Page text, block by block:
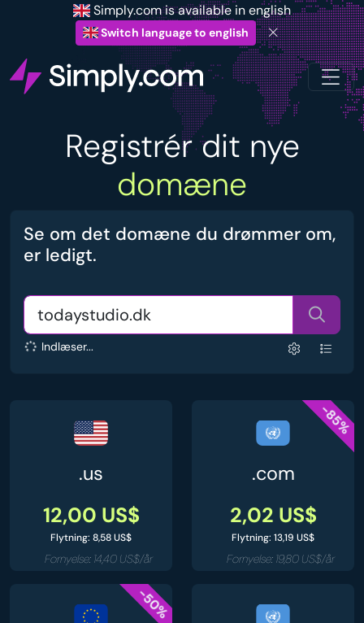
Simply.com is available in english
Switch language to english
Registrér dit nye
domæne
Se om det domæne du drømmer om,
er ledigt.
Indlæser...
.us
12,00 US$
Flytning: 8,58 US$
Fornyelse: 14,40 US$/år
-85%
.com
2,02 US$
Flytning: 13,19 US$
Fornyelse: 19,80 US$/år
-50%